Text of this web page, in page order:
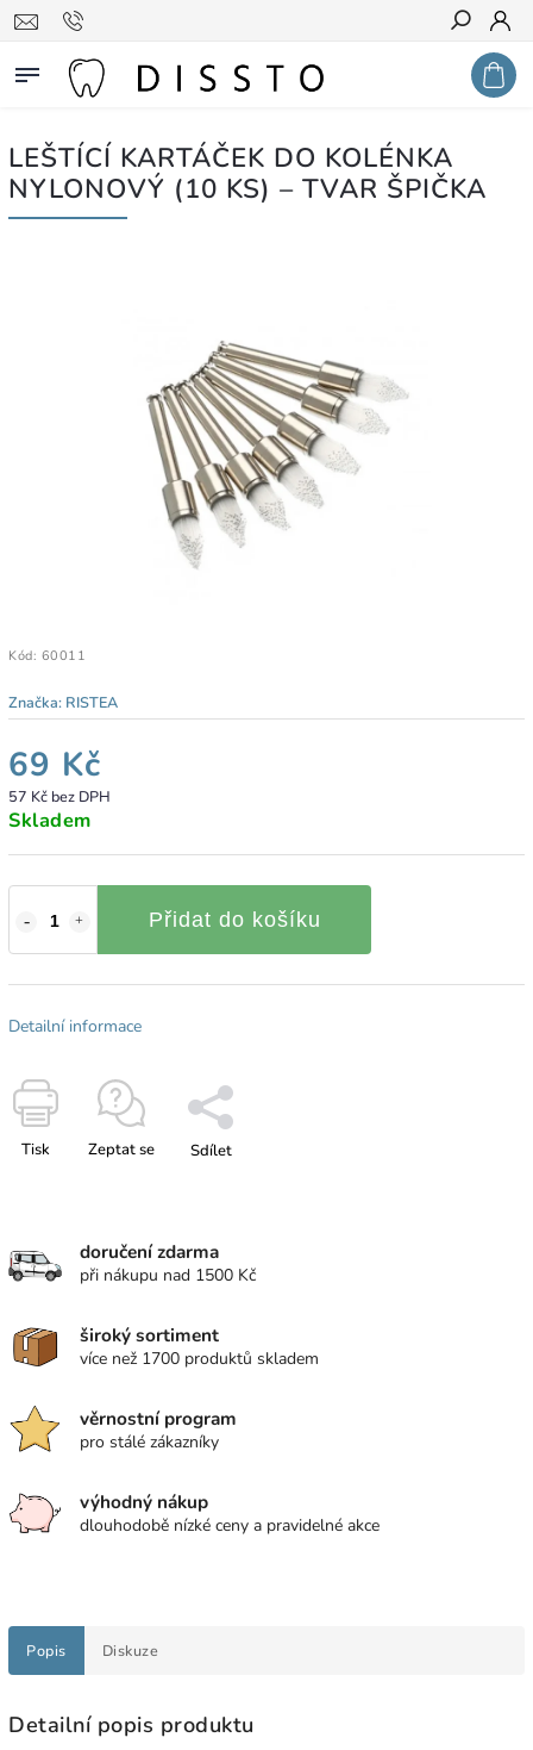
Hledat
LEŠTÍCÍ KARTÁČEK DO KOLÉNKA
NYLONOVÝ (10 KS) – TVAR ŠPIČKA
Kód: 60011
Značka: RISTEA
69 Kč
57 Kč bez DPH
Skladem
Přidat do košíku
Detailní informace
Tisk Zeptat se Sdílet
doručení zdarma
při nákupu nad 1500 Kč
široký sortiment
více než 1700 produktů skladem
věrnostní program
pro stálé zákazníky
výhodný nákup
dlouhodobě nízké ceny a pravidelné akce
Popis Diskuze
Detailní popis produktu